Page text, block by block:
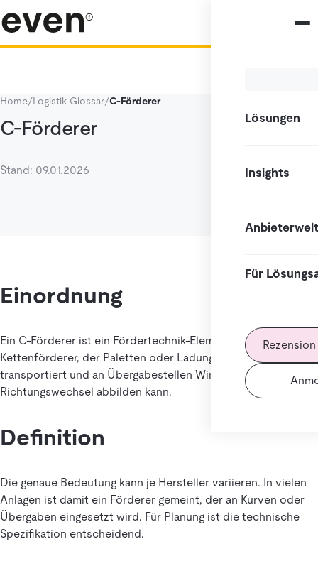
Lösungen
Insights
Anbieterwelt
Für
Home/Logistik Glossar/C-Förderer
C-Förderer
Stand: 09.01.2026
Einordnung
Ein C-Förderer ist ein Fördertechnik-Element, meist ein
Kettenförderer, der Paletten oder Ladungsträger
transportiert und an Übergabestellen Winkel oder
Richtungswechsel abbilden kann.
Definition
Die genaue Bedeutung kann je Hersteller variieren. In vielen
Anlagen ist damit ein Förderer gemeint, der an Kurven oder
Übergaben eingesetzt wird. Für Planung ist die technische
Spezifikation entscheidend.